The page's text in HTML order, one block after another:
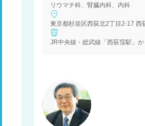
リウマチ科、腎臓内科、内科
東京都杉並区西荻北2丁目2-17 西
JR中央線・総武線「西荻窪駅」